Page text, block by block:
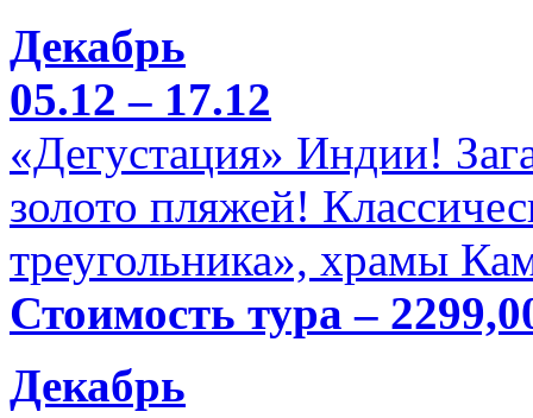
Декабрь
05.12 – 17.12
«Дегустация» Индии!
золото пляжей!
треугольника», храмы
Стоимость тура –
Декабрь